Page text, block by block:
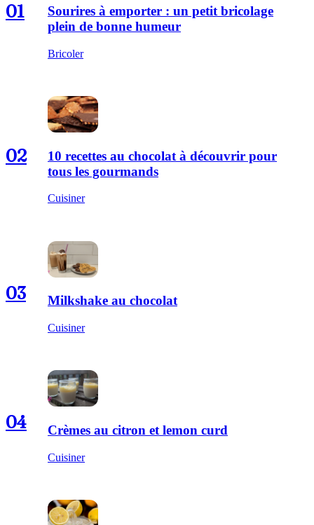
01
Sourires à emporter : un petit bricolage
plein de bonne humeur
Bricoler
02
10 recettes au chocolat à découvrir pour
tous les gourmands
Cuisiner
03 Milkshake au chocolat
Cuisiner
04 Crèmes au citron et lemon curd
Cuisiner